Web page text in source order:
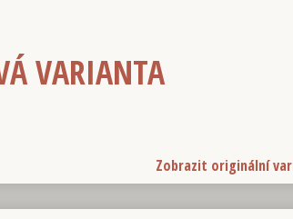
VARIANTA
Zobrazit originální